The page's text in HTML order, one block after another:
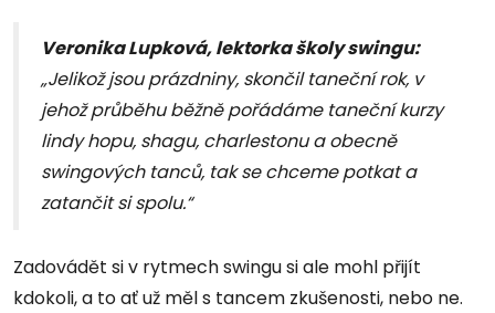
Veronika Lupková, lektorka školy swingu:
„Jelikož jsou prázdniny, skončil taneční rok, v
jehož průběhu běžně pořádáme taneční kurzy
lindy hopu, shagu, charlestonu a obecně
swingových tanců, tak se chceme potkat a
zatančit si spolu.“
Zadovádět si v rytmech swingu si ale mohl přijít
kdokoli, a to ať už měl s tancem zkušenosti, nebo ne.